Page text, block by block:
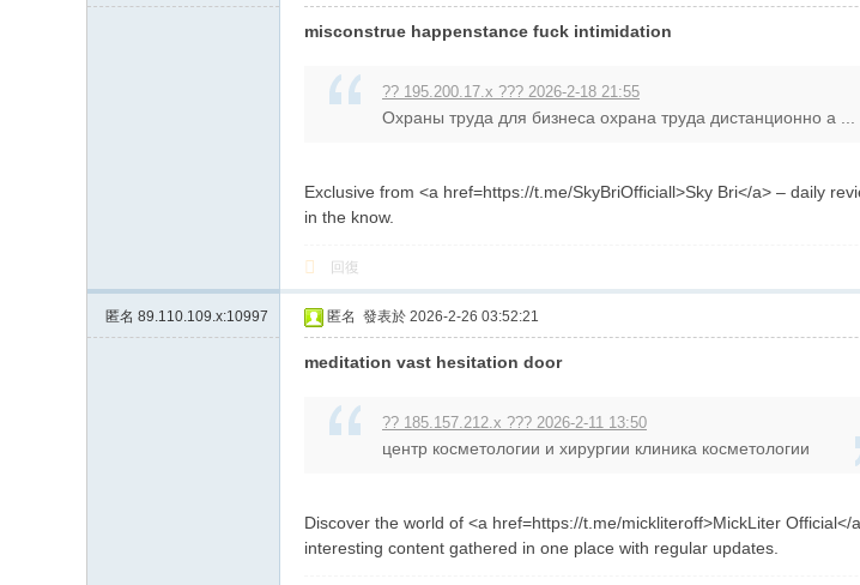
misconstrue happenstance fuck intimidation
?? 195.200.17.x ??? 2026-2-18 21:55
Охраны труда для бизнеса охрана труда дистанционно а ...
Exclusive from <a href=https://t.me/SkyBriOfficiall>Sky Bri</a> – daily
in the know.
回復
匿名 89.110.109.x:10997 匿名 發表於 2026-2-26 03:52:21
meditation vast hesitation door
?? 185.157.212.x ??? 2026-2-11 13:50
центр косметологии и хирургии клиника косметологии
Discover the world of <a href=https://t.me/mickliteroff>MickLiter
interesting content gathered in one place with regular updates.